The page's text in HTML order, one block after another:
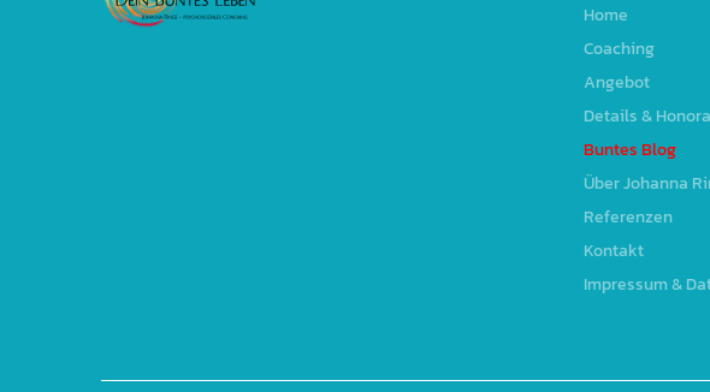
Home
Coaching
Angebot
Details &
Buntes Blog
Über Johanna
Referenzen
Kontakt
Impressum &